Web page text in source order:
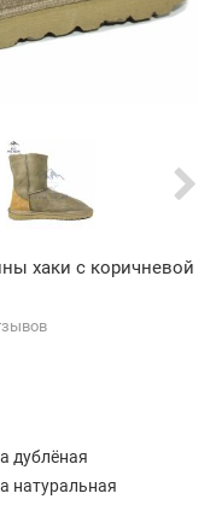
хаки с коричневой
дублёная
натуральная